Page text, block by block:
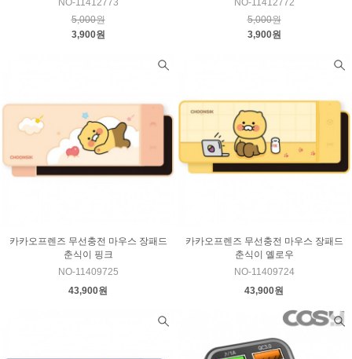
NO-11412773
5,000원
3,900원
NO-11412772
5,000원
3,900원
카카오프렌즈 무선충전 마우스 장패드
춘식이 핑크
NO-11409725
43,900원
카카오프렌즈 무선충전 마우스 장패드
춘식이 옐로우
NO-11409724
43,900원